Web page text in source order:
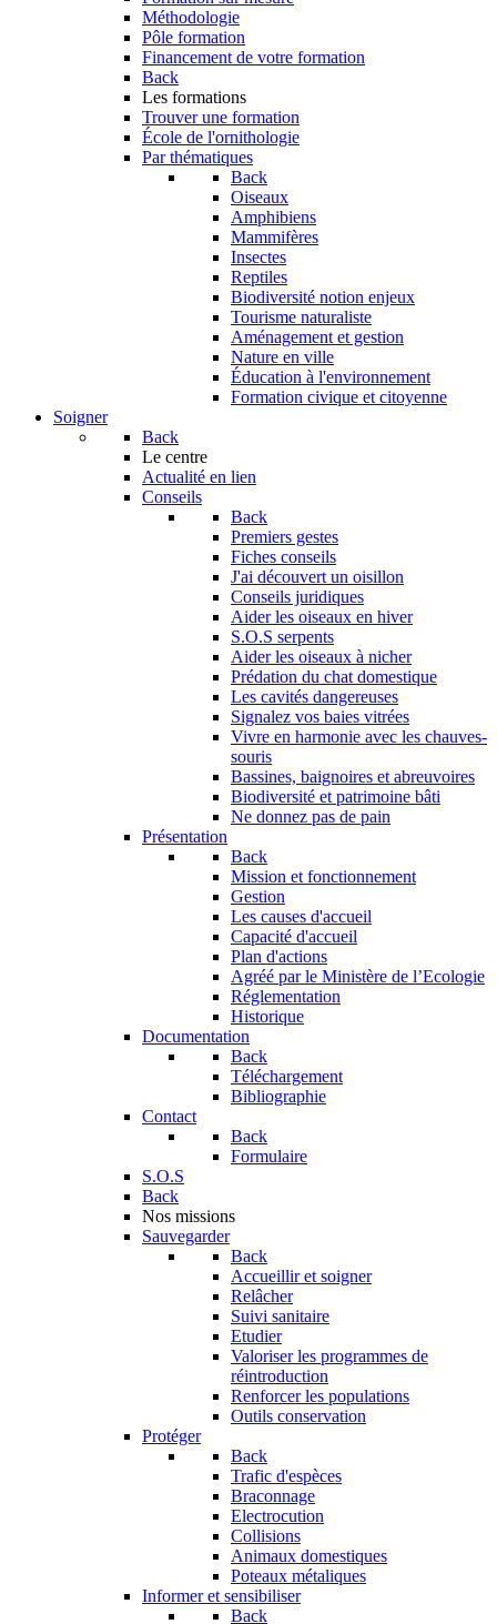
Méthodologie
Pôle formation
Financement de votre formation
Back
Les formations
Trouver une formation
École de l'ornithologie
Par thématiques
Back
Oiseaux
Amphibiens
Mammifères
Insectes
Reptiles
Biodiversité notion enjeux
Tourisme naturaliste
Aménagement et gestion
Nature en ville
Éducation à l'environnement
Formation civique et citoyenne
Soigner
Back
Le centre
Actualité en lien
Conseils
Back
Premiers gestes
Fiches conseils
J'ai découvert un oisillon
Conseils juridiques
Aider les oiseaux en hiver
S.O.S serpents
Aider les oiseaux à nicher
Prédation du chat domestique
Les cavités dangereuses
Signalez vos baies vitrées
Vivre en harmonie avec les chauves-
souris
Bassines, baignoires et abreuvoires
Biodiversité et patrimoine bâti
Ne donnez pas de pain
Présentation
Back
Mission et fonctionnement
Gestion
Les causes d'accueil
Capacité d'accueil
Plan d'actions
Agréé par le Ministère de l’Ecologie
Réglementation
Historique
Documentation
Back
Téléchargement
Bibliographie
Contact
Back
Formulaire
S.O.S
Back
Nos missions
Sauvegarder
Back
Accueillir et soigner
Relâcher
Suivi sanitaire
Etudier
Valoriser les programmes de
réintroduction
Renforcer les populations
Outils conservation
Protéger
Back
Trafic d'espèces
Braconnage
Electrocution
Collisions
Animaux domestiques
Poteaux métaliques
Informer et sensibiliser
Back